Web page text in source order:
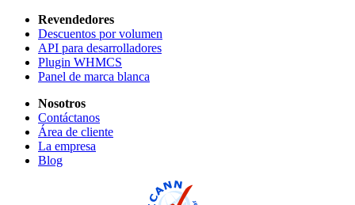
Revendedores
Descuentos por volumen
API para desarrolladores
Plugin WHMCS
Panel de marca blanca
Nosotros
Contáctanos
Área de cliente
La empresa
Blog